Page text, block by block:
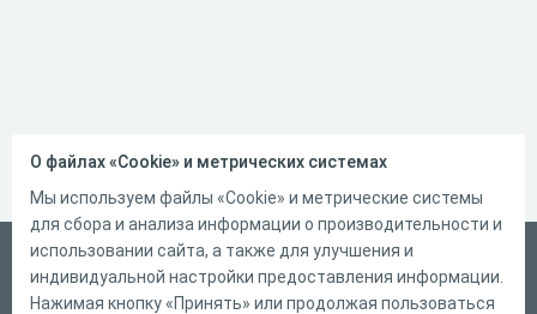
Русский
Справка
О файлах «Cookie» и метрических системах
Мы используем файлы «Cookie» и метрические системы
для сбора и анализа информации о производительности и
использовании сайта, а также для улучшения и
индивидуальной настройки предоставления информации.
Нажимая кнопку «Принять» или продолжая пользоваться